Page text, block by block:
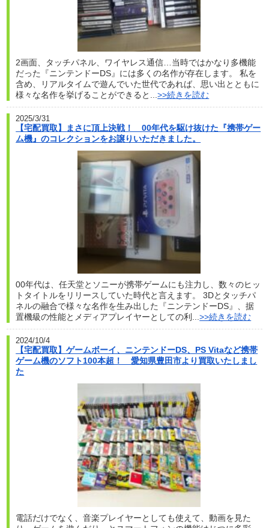
2画面、タッチパネル、ワイヤレス通信…当時ではかなり多機能
だった『ニンテンドーDS』には多くの名作が存在します。 私を
含め、リアルタイムで遊んでいた世代であれば、思い出とともに
様々な名作を挙げることができると...>>続きを読む
2025/3/31
【宅配買取】まさに頂上決戦！ 00年代を駆け抜けた『携帯ゲー
ム機』のコレクションをお譲りいただきました。
00年代は、任天堂とソニーが携帯ゲームにも注力し、数々のヒッ
トタイトルをリリースしていた時代と言えます。 3Dとタッチパ
ネルの融合で様々な名作を生み出した『ニンテンドーDS』、据
置機級の性能とメディアプレイヤーとしての利...>>続きを読む
2024/10/4
【宅配買取】ゲームボーイ、ニンテンドーDS、PS Vitaなど携帯
ゲーム機のソフト100本超！ 愛知県豊田市より買取いたしまし
た
電話だけでなく、音楽プレイヤーとしても使えて、動画を見た